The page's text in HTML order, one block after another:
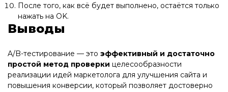
После того, как всё будет выполнено, остаётся только
нажать на OK.
Выводы
A/B-тестирование — это эффективный и достаточно
простой метод проверки целесообразности
реализации идей маркетолога для улучшения сайта и
повышения конверсии, который позволяет достоверно